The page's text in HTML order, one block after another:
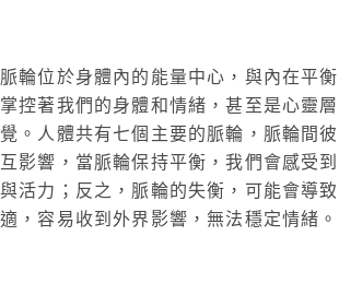
脈輪位於身體內的能量中心，與內在平衡
掌控著我們的身體和情緒，甚至是心靈
覺。人體共有七個主要的脈輪，脈輪間
互影響，當脈輪保持平衡，我們會感受
與活力；反之，脈輪的失衡，可能會導
適，容易收到外界影響，無法穩定情緒。